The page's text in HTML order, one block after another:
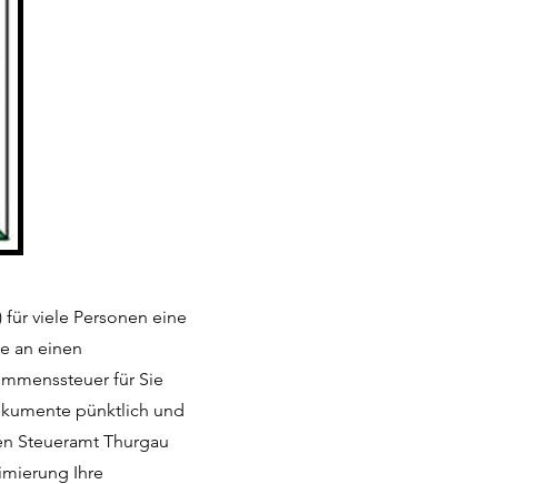
viele Personen eine
an einen
für Sie
pünktlich und
Steueramt Thurgau
Ihre